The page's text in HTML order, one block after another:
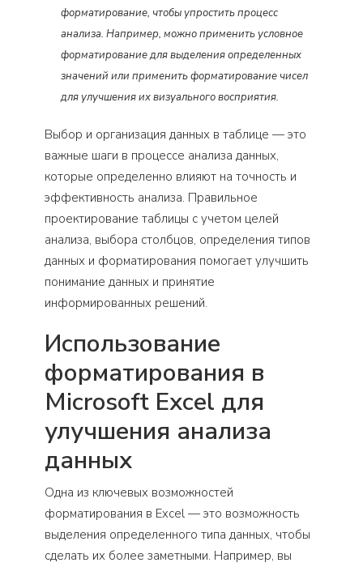
форматирование, чтобы упростить процесс
анализа. Например, можно применить условное
форматирование для выделения определенных
значений или применить форматирование чисел
для улучшения их визуального восприятия.
Выбор и организация данных в таблице — это
важные шаги в процессе анализа данных,
которые определенно влияют на точность и
эффективность анализа. Правильное
проектирование таблицы с учетом целей
анализа, выбора столбцов, определения типов
данных и форматирования помогает улучшить
понимание данных и принятие
информированных решений.
Использование
форматирования в
Microsoft Excel для
улучшения анализа
данных
Одна из ключевых возможностей
форматирования в Excel — это возможность
выделения определенного типа данных, чтобы
сделать их более заметными. Например, вы